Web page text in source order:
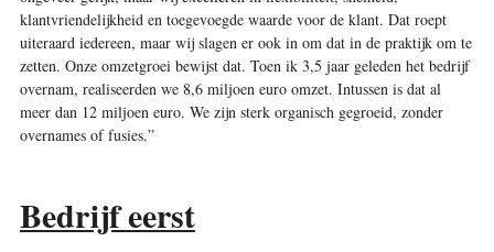
klantvriendelijkheid en toegevoegde waarde voor de klant. Dat roept
uiteraard iedereen, maar wij slagen er ook in om dat in de praktijk om te
zetten. Onze omzetgroei bewijst dat. Toen ik 3,5 jaar geleden het bedrijf
overnam, realiseerden we 8,6 miljoen euro omzet. Intussen is dat al
meer dan 12 miljoen euro. We zijn sterk organisch gegroeid, zonder
overnames of fusies.”
Bedrijf eerst